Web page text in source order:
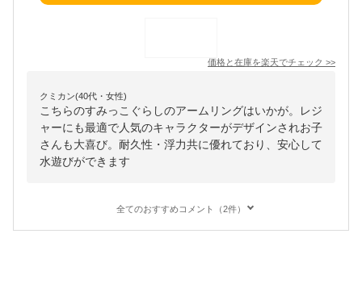
価格と在庫を楽天でチェック >>
クミカン(40代・女性)
こちらのすみっこぐらしのアームリングはいかが。レジ
ャーにも最適で人気のキャラクターがデザインされお子
さんも大喜び。耐久性・浮力共に優れており、安心して
水遊びができます
全てのおすすめコメント（2件）